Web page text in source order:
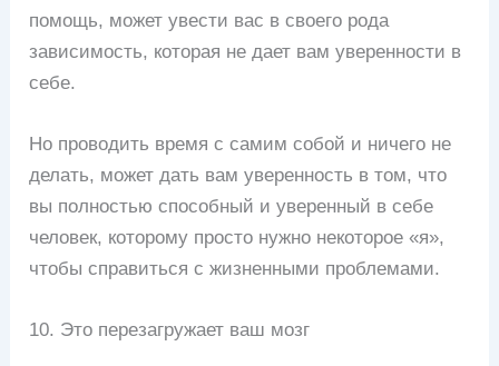
помощь, может увести вас в своего рода
зависимость, которая не дает вам уверенности в
себе.
Но проводить время с самим собой и ничего не
делать, может дать вам уверенность в том, что
вы полностью способный и уверенный в себе
человек, которому просто нужно некоторое «я»,
чтобы справиться с жизненными проблемами.
10. Это перезагружает ваш мозг